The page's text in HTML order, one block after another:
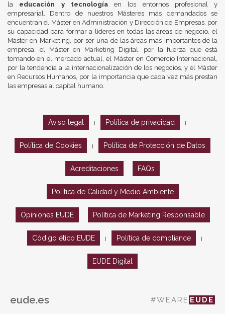
la educación y tecnologíaen los entornos profesional y
empresarial. Dentro de nuestros Másteres más demandados se
encuentran el Máster en Administración y Dirección de Empresas, por
su capacidad para formar a líderes en todas las áreas de negocio, el
Máster en Marketing, por ser una de las áreas más importantes de la
empresa, el Máster en Marketing Digital, por la fuerza que está
tomando en el mercado actual, el Máster en Comercio Internacional,
por la tendencia a la internacionalización de los negocios, y el Máster
en Recursos Humanos, por la importancia que cada vez más prestan
las empresas al capital humano.
Aviso legal Política de privacidad
Política de Cookies Política de Protección de Datos
Acreditaciones FAQs
Política de Calidad y Medio Ambiente
Opiniones EUDE Política de Marketing Responsable
Código ético EUDE Política de compliance
EUDE Digital
eude.es #WEARE EUDE